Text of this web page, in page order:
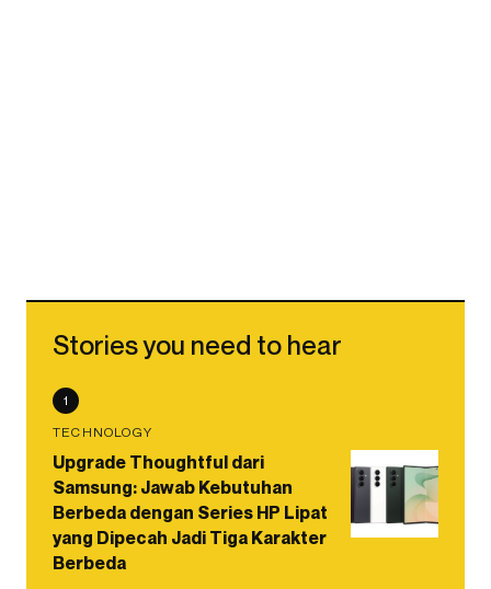
Stories you need to hear
1
TECHNOLOGY
Upgrade Thoughtful dari
Samsung: Jawab Kebutuhan
Berbeda dengan Series HP Lipat
yang Dipecah Jadi Tiga Karakter
Berbeda